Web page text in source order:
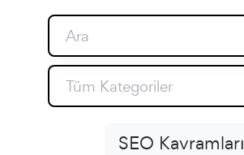
Tüm Kategoriler
SEO Kavramları